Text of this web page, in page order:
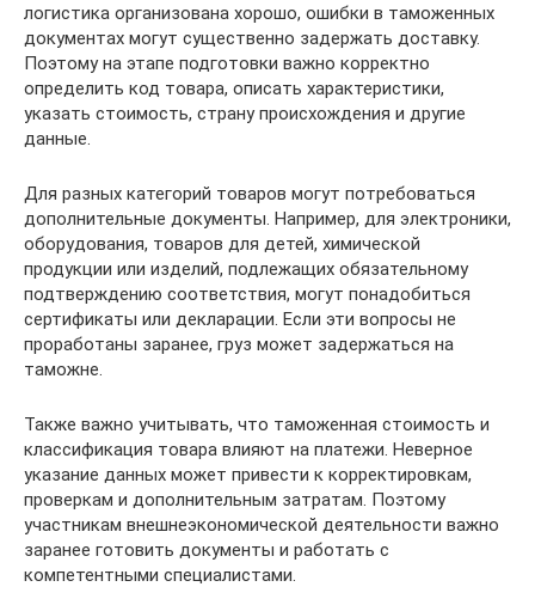
логистика организована хорошо, ошибки в таможенных
документах могут существенно задержать доставку.
Поэтому на этапе подготовки важно корректно
определить код товара, описать характеристики,
указать стоимость, страну происхождения и другие
данные.
Для разных категорий товаров могут потребоваться
дополнительные документы. Например, для электроники,
оборудования, товаров для детей, химической
продукции или изделий, подлежащих обязательному
подтверждению соответствия, могут понадобиться
сертификаты или декларации. Если эти вопросы не
проработаны заранее, груз может задержаться на
таможне.
Также важно учитывать, что таможенная стоимость и
классификация товара влияют на платежи. Неверное
указание данных может привести к корректировкам,
проверкам и дополнительным затратам. Поэтому
участникам внешнеэкономической деятельности важно
заранее готовить документы и работать с
компетентными специалистами.